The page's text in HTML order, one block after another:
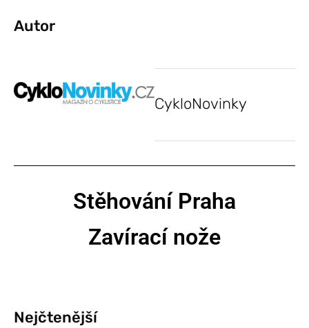
Autor
CykloNovinky
Stěhování Praha
Zavírací nože
Nejčtenější